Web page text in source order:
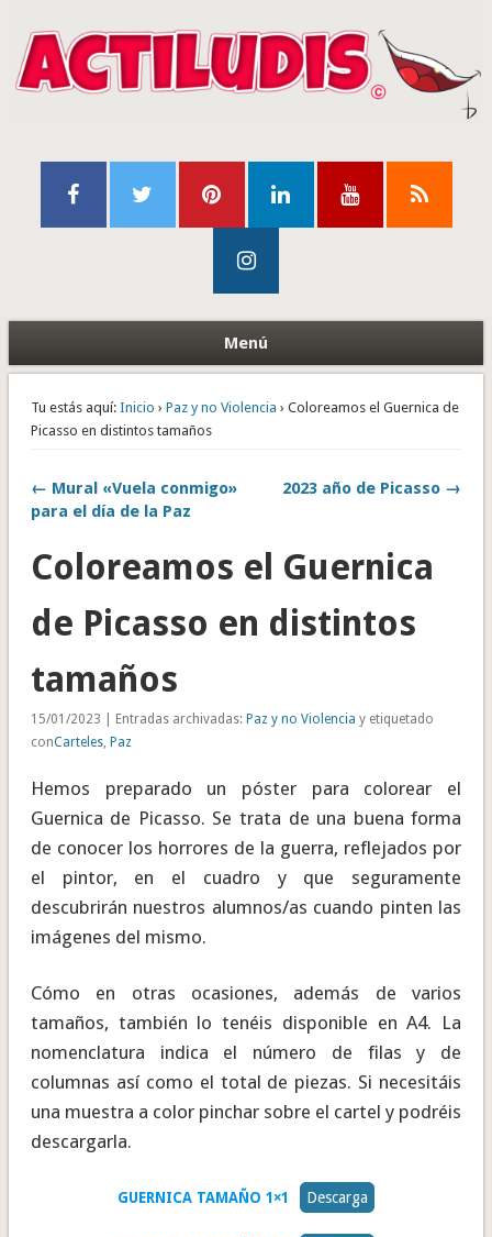
Menú
Tu estás aquí: Inicio › Paz y no Violencia › Coloreamos el Guernica de
Picasso en distintos tamaños
← Mural «Vuela conmigo»
para el día de la Paz
2023 año de Picasso →
Coloreamos el Guernica
de Picasso en distintos
tamaños
15/01/2023 | Entradas archivadas: Paz y no Violencia y etiquetado
conCarteles, Paz
Hemos preparado un póster para colorear el
Guernica de Picasso. Se trata de una buena forma
de conocer los horrores de la guerra, reflejados por
el pintor, en el cuadro y que seguramente
descubrirán nuestros alumnos/as cuando pinten las
imágenes del mismo.
Cómo en otras ocasiones, además de varios
tamaños, también lo tenéis disponible en A4. La
nomenclatura indica el número de filas y de
columnas así como el total de piezas. Si necesitáis
una muestra a color pinchar sobre el cartel y podréis
descargarla.
GUERNICA TAMAÑO 1×1 Descarga